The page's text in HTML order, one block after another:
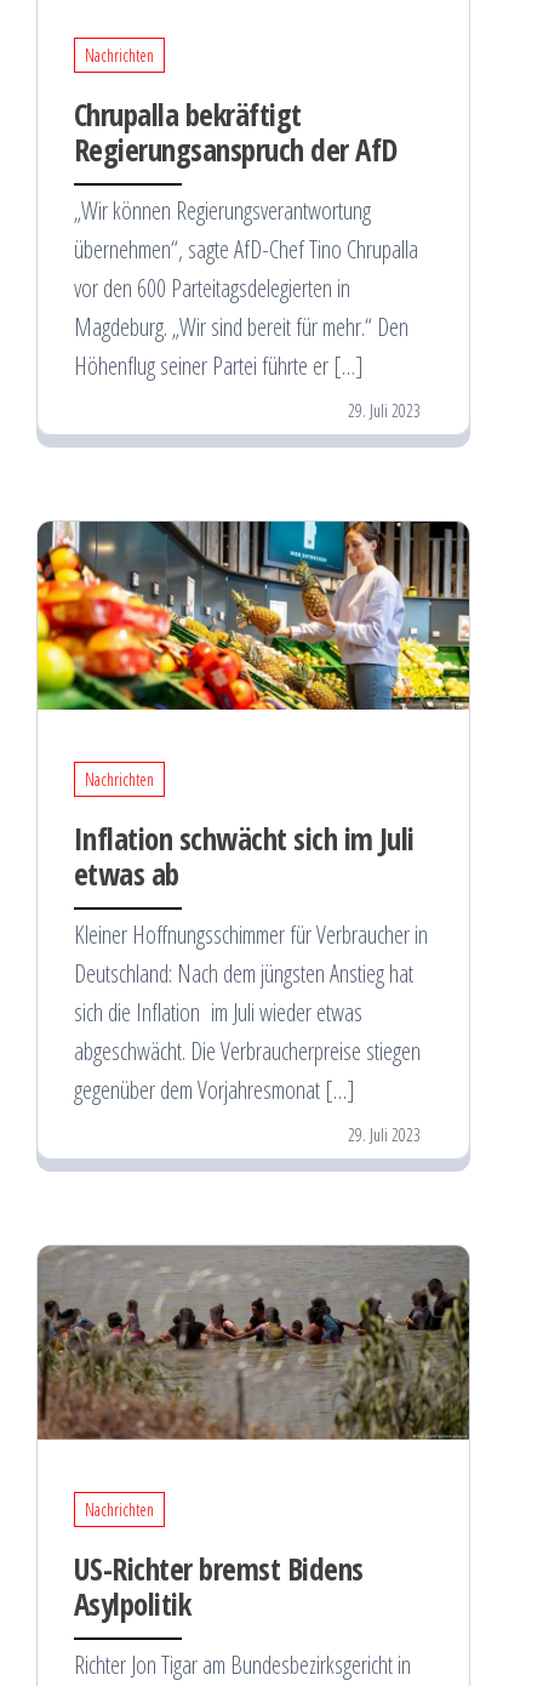
Nachrichten
Chrupalla bekräftigt
Regierungsanspruch der AfD
„Wir können Regierungsverantwortung
übernehmen“, sagte AfD-Chef Tino Chrupalla
vor den 600 Parteitagsdelegierten in
Magdeburg. „Wir sind bereit für mehr.“ Den
Höhenflug seiner Partei führte er […]
29. Juli 2023
Nachrichten
Inflation schwächt sich im Juli
etwas ab
Kleiner Hoffnungsschimmer für Verbraucher in
Deutschland: Nach dem jüngsten Anstieg hat
sich die Inflation im Juli wieder etwas
abgeschwächt. Die Verbraucherpreise stiegen
gegenüber dem Vorjahresmonat […]
29. Juli 2023
Nachrichten
US-Richter bremst Bidens
Asylpolitik
Richter Jon Tigar am Bundesbezirksgericht in